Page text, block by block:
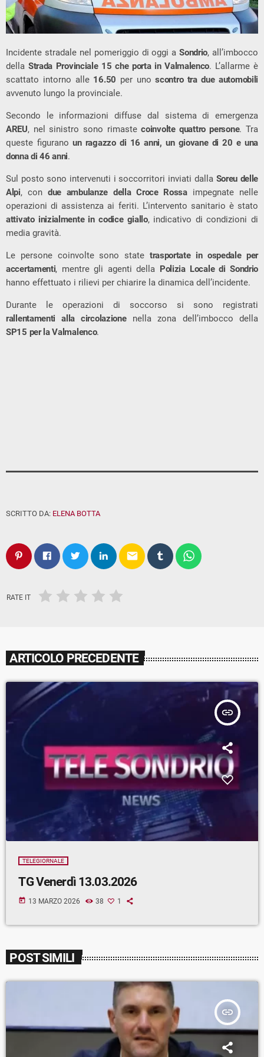
Incidente stradale nel pomeriggio di oggi aSondrio, all’imbocco
della Strada Provinciale 15 che porta in Valmalenco. L’allarme è
scattato intorno alle 16.50 per unoscontro tra due automobili
avvenuto lungo la provinciale.
Secondo le informazioni diffuse dal sistema di emergenza
AREU, nel sinistro sono rimastecoinvolte quattro persone. Tra
queste figuranoun ragazzo di 16 anni, un giovane di 20 e una
donna di 46 anni.
Sul posto sono intervenuti i soccorritori inviati dalla Soreu delle
Alpi, con due ambulanze della Croce Rossaimpegnate nelle
operazioni di assistenza ai feriti. L’intervento sanitario è stato
attivato inizialmente in codice giallo, indicativo di condizioni di
media gravità.
Le persone coinvolte sono state trasportate in ospedale per
accertamenti, mentre gli agenti della Polizia Locale di Sondrio
hanno effettuato i rilievi per chiarire la dinamica dell’incidente.
Durante le operazioni di soccorso si sono registrati
rallentamenti alla circolazionenella zona dell’imbocco della
SP15 per la Valmalenco.
SCRITTO DA: ELENA BOTTA
email
RATE IT
ARTICOLO PRECEDENTE
insert_link
TELEGIORNALE
TG Venerdì 13.03.2026
today 13 MARZO 2026 38 1
POST SIMILI
insert_link